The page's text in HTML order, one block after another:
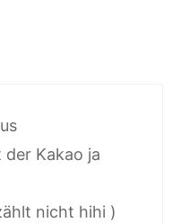
der Kakao ja
nicht hihi )